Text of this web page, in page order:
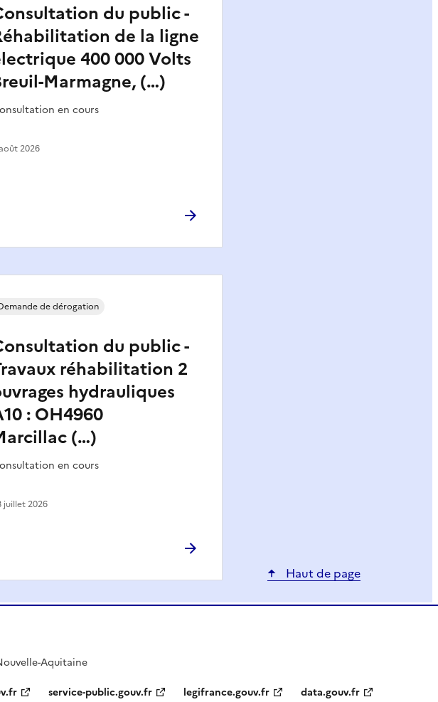
du public -
de la ligne
400 000 Volts
Marmagne, (…)
en cours
2026
du public -
réhabilitation 2
hydrauliques
: OH4960
(…)
en cours
de dérogation
juillet 2026
Haut de page
Aquitaine
service-public.gouv.fr legifrance.gouv.fr data.gouv.fr